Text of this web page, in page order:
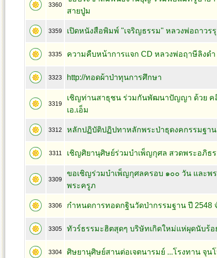
3360
สายปู่ม
3359 เปิดหนังสือพิมพ์ "เจริญธรรม" หลวงพ่อถาวรรุ
3335 ความคืบหน้าการแจก CD หลวงพ่อฤาษีลิงดำ
3323 http://ทอดผ้าป่าทุนการศึกษา
3319
เชิญท่านสาธุชน ร่วมกันพัฒนาปัญญา ด้วย ค
เอ.เอ็ม
3312 หลักปฏิบัติปฏิปทาหลักพระป่าธุดงคกรรมฐา
3311 เชิญศิยานุศิษย์ร่วมบำเพ็ญกุศล สวดพระอภิธ
3309
ขอเชิญร่วมบำเพ็ญกุศลครอบ ๑๐๐ วัน และพ
พระครูภ
3306 กำหนดการทอดกฐินวัดป่ากรรมฐาน ปี 2548
3305 ทัวร์ธรรมะฮิตสุดๆ บริษัทเกิดใหม่แห่ผุดนับร้อ
3304 ศิษยานุศิษย์สานต่อเจตนารมย์ ...โรงทาน จุน